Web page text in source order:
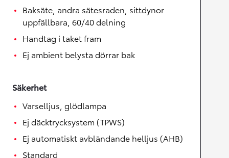
Baksäte, andra sätesraden, sittdynor
uppfällbara, 60/40 delning
Handtag i taket fram
Ej ambient belysta dörrar bak
Säkerhet
Varselljus, glödlampa
Ej däcktrycksystem (TPWS)
Ej automatiskt avbländande helljus (AHB)
Standard